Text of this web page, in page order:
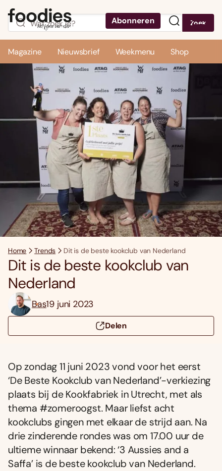
Abonneren Zoek
Magazine Nieuwsbrief Weekmenu Shop
Home Trends Dit is de beste kookclub van Nederland
Dit is de beste kookclub van
Nederland
Bas19 juni 2023
Delen
Op zondag 11 juni 2023 vond voor het eerst
‘De Beste Kookclub van Nederland’-verkiezing
plaats bij de Kookfabriek in Utrecht, met als
thema #zomeroogst. Maar liefst acht
kookclubs gingen met elkaar de strijd aan. Na
drie zinderende rondes was om 17.00 uur de
ultieme winnaar bekend: ‘3 Aussies and a
Saffa’ is de beste kookclub van Nederland.